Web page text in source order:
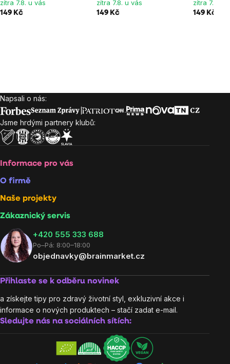
zítra 7.8. u vás
149 Kč
zítra 7.8. u vás
149 Kč
zítra 7.8. u
149 Kč
Zápatí
Napsali o nás:
Jsme hrdými partnery klubů:
Informace pro vás
O firmě
Naše projekty
Zákaznický servis
‭+420 555 333 688
Po–Pá: 8:00–18:00
objednavky@brainmarket.cz
Přihlaste se k odběru novinek
a získejte tipy pro zdravý životní styl, exkluzivní akce i
informace o nových produktech – stačí zadat e-mail.
Sledujte nás na sociálních sítích: